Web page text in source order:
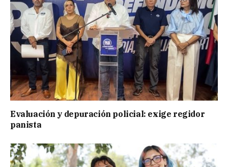
Evaluación y depuración policial: exige regidor
panista